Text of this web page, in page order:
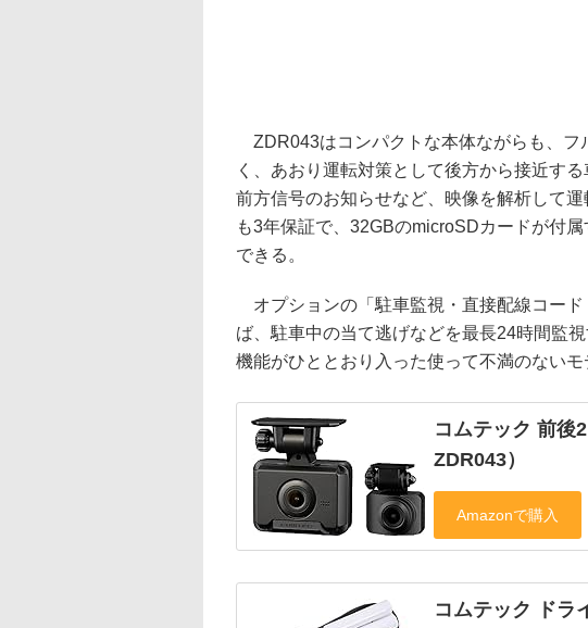
ZDR043はコンパクトな本体ながらも、フ
く、あおり運転対策として後方から接近す
前方信号のお知らせなど、映像を解析して
も3年保証で、32GBのmicroSDカードが付
できる。
オプションの「駐車監視・直接配線コー
ば、駐車中の当て逃げなどを最長24時間監
機能がひととおり入った使って不満のないモ
コムテック 前後
ZDR043）
コムテック ドラ